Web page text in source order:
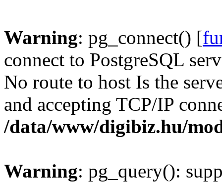
Warning: pg_connect() [
connect to PostgreSQL
No route to host Is the
and accepting TCP/IP
/data/www/digibiz.hu/
Warning: pg_query():